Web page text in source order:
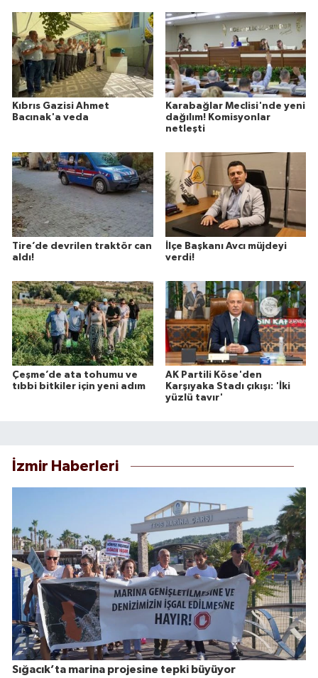
Kıbrıs Gazisi Ahmet
Bacınak'a veda
Karabağlar Meclisi'nde yeni
dağılım! Komisyonlar
netleşti
Tire’de devrilen traktör can
aldı!
İlçe Başkanı Avcı müjdeyi
verdi!
Çeşme’de ata tohumu ve
tıbbi bitkiler için yeni adım
AK Partili Köse'den
Karşıyaka Stadı çıkışı: 'İki
yüzlü tavır'
İzmir Haberleri
Sığacık’ta marina projesine tepki büyüyor